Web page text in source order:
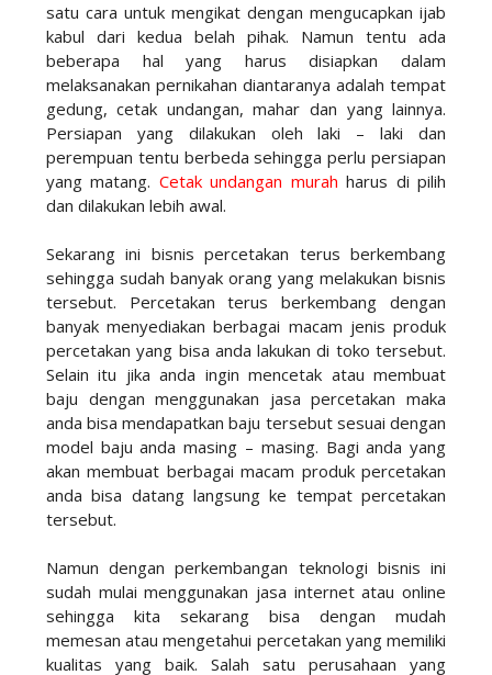
satu cara untuk mengikat dengan mengucapkan ijab
kabul dari kedua belah pihak. Namun tentu ada
beberapa hal yang harus disiapkan dalam
melaksanakan pernikahan diantaranya adalah tempat
gedung, cetak undangan, mahar dan yang lainnya.
Persiapan yang dilakukan oleh laki – laki dan
perempuan tentu berbeda sehingga perlu persiapan
yang matang. Cetak undangan murah harus di pilih
dan dilakukan lebih awal.
Sekarang ini bisnis percetakan terus berkembang
sehingga sudah banyak orang yang melakukan bisnis
tersebut. Percetakan terus berkembang dengan
banyak menyediakan berbagai macam jenis produk
percetakan yang bisa anda lakukan di toko tersebut.
Selain itu jika anda ingin mencetak atau membuat
baju dengan menggunakan jasa percetakan maka
anda bisa mendapatkan baju tersebut sesuai dengan
model baju anda masing – masing. Bagi anda yang
akan membuat berbagai macam produk percetakan
anda bisa datang langsung ke tempat percetakan
tersebut.
Namun dengan perkembangan teknologi bisnis ini
sudah mulai menggunakan jasa internet atau online
sehingga kita sekarang bisa dengan mudah
memesan atau mengetahui percetakan yang memiliki
kualitas yang baik. Salah satu perusahaan yang